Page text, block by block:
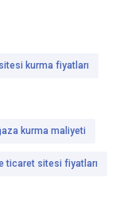
kurma fiyatları
kurma maliyeti
ticaret sitesi fiyatları